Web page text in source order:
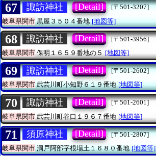
67 諏訪神社 [Detail]
[〒501-3207]
岐阜県関市黒屋３５０４番地 [地図等]
68 諏訪神社 [Detail]
[〒501-3956]
岐阜県関市 保明１６５９番地の５ [地図等]
69 諏訪神社 [Detail]
[〒501-2602]
岐阜県関市武芸川町小知野６１９番地 [地図等]
70 諏訪神社 [Detail]
[〒501-2601]
岐阜県関市 武芸川町谷口１９６７番地 [地図等]
71 須原神社 [Detail]
[〒501-2807]
岐阜県関市洞戸阿部字根場土１６８０番地 [地図等]